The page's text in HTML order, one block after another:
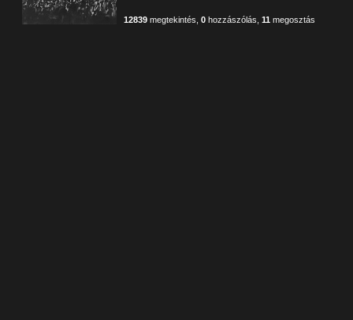
12839 megtekintés ,0 hozzászólás ,11 megosztás